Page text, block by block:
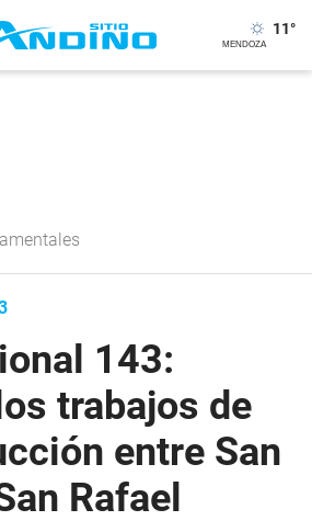
11°
143:
trabajos de
entre San
Rafael